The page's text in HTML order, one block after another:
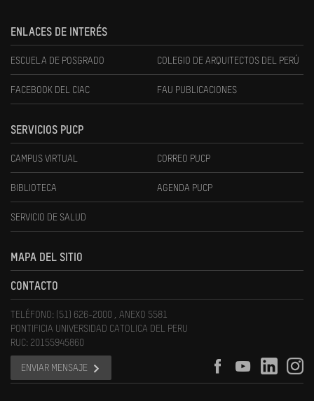
ENLACES DE INTERÉS
ESCUELA DE POSGRADO COLEGIO DE ARQUITECTOS DEL PERÚ
FACEBOOK DEL CIAC FAU PUBLICACIONES
SERVICIOS PUCP
CAMPUS VIRTUAL CORREO PUCP
BIBLIOTECA AGENDA PUCP
SERVICIO DE SALUD
MAPA DEL SITIO
CONTACTO
TELÉFONO: (51) 626-2000 , ANEXO 5581
PONTIFICIA UNIVERSIDAD CATOLICA DEL PERU
RUC: 20155945860
ENVIAR MENSAJE